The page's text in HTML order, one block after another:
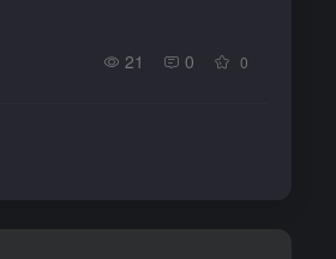
21 0 0